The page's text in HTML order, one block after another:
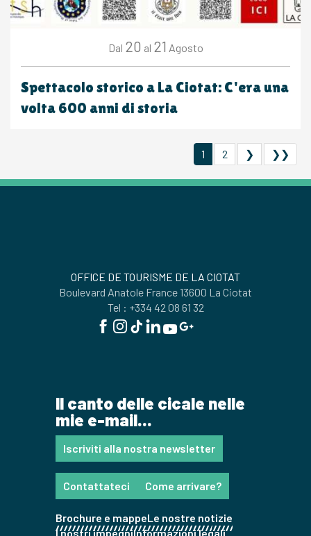
Dal 20 al 21 Agosto
Spettacolo storico a La Ciotat: C'era una
volta 600 anni di storia
1 2 ❯ ❯❯
OFFICE DE TOURISME DE LA CIOTAT
Boulevard Anatole France 13600 La Ciotat
Tel : +334 42 08 61 32
Il canto delle cicale nelle
mie e-mail...
Iscriviti alla nostra newsletter
Contattateci Come arrivare?
Brochure e mappeLe nostre notizie
I nostri impegniInformazioni legali